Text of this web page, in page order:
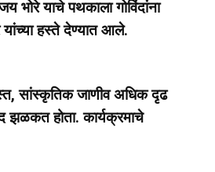
याचे पथकाला गोविंदांना
यांच्या हस्ते देण्यात आले.
सांस्कृतिक जाणीव अधिक दृढ
झळकत होता. कार्यक्रमाचे